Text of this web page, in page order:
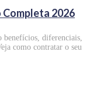
Completa 2026
benefícios, diferenciais,
como contratar o seu